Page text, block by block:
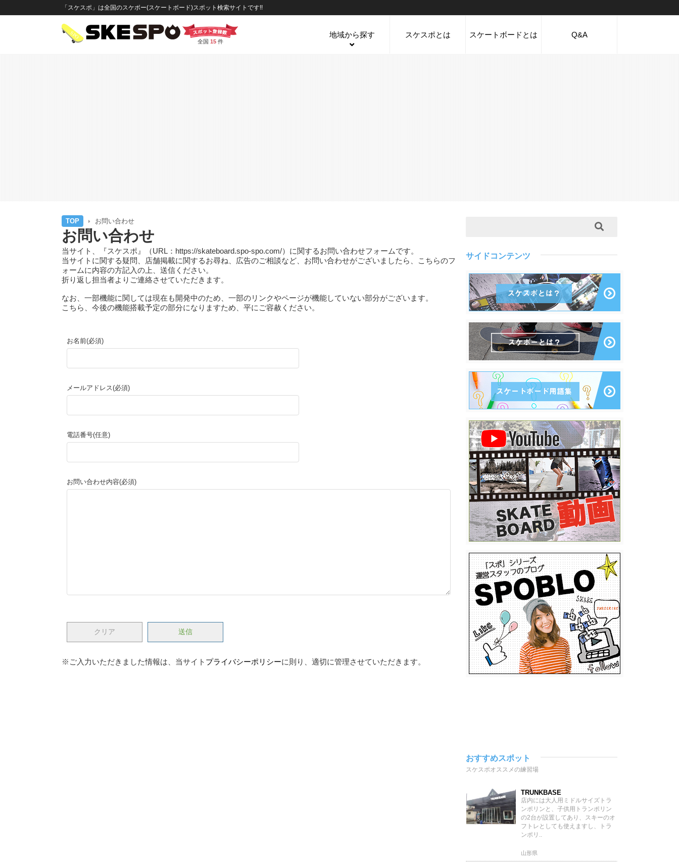
「スケスポ」は全国のスケボー(スケートボード)スポット検索サイトです!!
全国 15件
地域から探す スケスポとは スケートボードとは Q&A
TOP お問い合わせ
お問い合わせ
当サイト、『スケスポ』（URL：https://skateboard.spo-spo.com/）に関するお問い合わせフォームです。
当サイトに関する疑問、店舗掲載に関するお尋ね、広告のご相談など、お問い合わせがございましたら、こちらのフ
ォームに内容の方記入の上、送信ください。
折り返し担当者よりご連絡させていただきます。
なお、一部機能に関しては現在も開発中のため、一部のリンクやページが機能していない部分がございます。
こちら、今後の機能搭載予定の部分になりますため、平にご容赦ください。
お名前(必須)
メールアドレス(必須)
電話番号(任意)
お問い合わせ内容(必須)
※ご入力いただきました情報は、当サイト プライバシーポリシーに則り、適切に管理させていただきます。
サイドコンテンツ
おすすめスポット
スケスポオススメの練習場
TRUNKBASE
店内には大人用ミドルサイズトラ
ンポリンと、子供用トランポリン
の2台が設置してあり、スキーのオ
フトレとしても使えますし、トラ
ンポリ..
山形県